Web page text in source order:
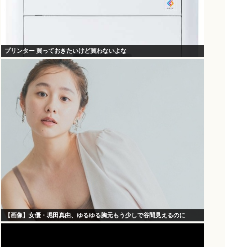
プリンター 買っておきたいけど買わないよな
【画像】女優・堀田真由、ゆるゆる胸元もう少しで谷間見えるのに